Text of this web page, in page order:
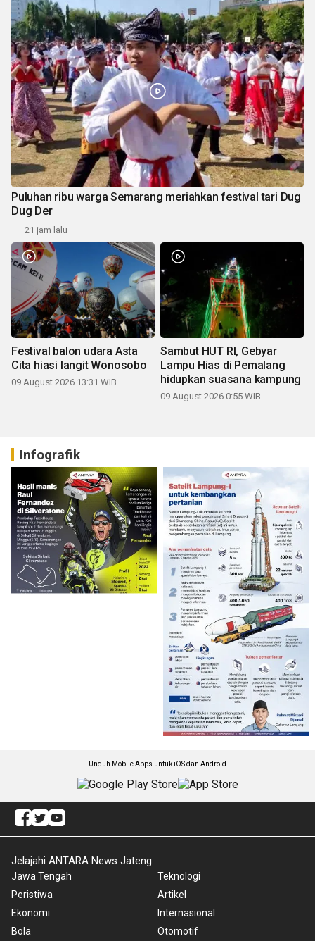
Puluhan ribu warga Semarang meriahkan festival tari Dug
Dug Der
21 jam lalu
Festival balon udara Asta
Cita hiasi langit Wonosobo
09 August 2026 13:31 WIB
Sambut HUT RI, Gebyar
Lampu Hias di Pemalang
hidupkan suasana kampung
09 August 2026 0:55 WIB
Infografik
Unduh Mobile Apps untuk iOS dan Android
Jelajahi ANTARA News Jateng
Jawa Tengah
Peristiwa
Ekonomi
Bola
Teknologi
Artikel
Internasional
Otomotif